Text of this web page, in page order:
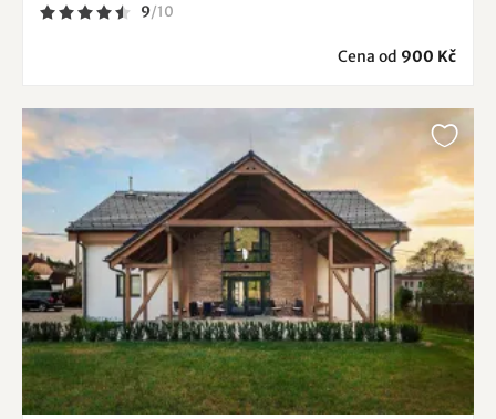
9/10
Cena od 900 Kč